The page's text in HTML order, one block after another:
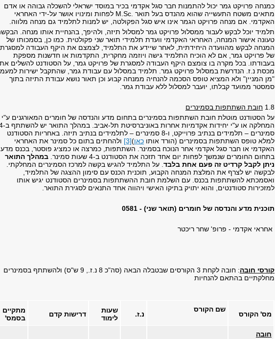
כמנחה פרויקט גמר יכול להתמנות חבר סגל אקדמי בכיר במוסד ישראלי להשכלה גבוהה או אדם
מתאים משטח התעשייה שהוא מהנדס בעל תואר M.Sc. לפחות ומינויו אושר על-ידי האחראי
האקדמי. אם מנחה פרויקט הגמר אינו איש סגל הפקולטה, יש למנות לתלמיד גם מנחה מלווה
תלמיד יוכל לבקש לעבור ממסלול פרויקט גמר למסלול תיזה, ולהיפך, בהנחיית אותו מנחה.
טעונה אישור המנחה, האחראי האקדמי וועדת תלמידי תואר שני פקולטית. כמו כן, בסמכותו של
המנחה לבקש מהוועדה היחידתית, לאחר שיידע את התלמיד, לצמצם את היקף העבודה למסגרת
של פרויקט גמר, אם לא הוכיח התלמיד גישה ויוזמה מחקרית, התקדמות או חדשנות מספקת
בעבודתו. בכל מקרה בו צומצם היקף העבודה למסגרת של פרויקט גמר, על הסטודנט להשלים את
מכסת נ.ז. הנדרשת במסלול פרויקט גמר. תלמיד במסלול עם עבודת גמר, שהתקבל ישירות
"מן המניין" ולא המציא טופס הסכמה להנחיה ממנחה קבוע וכן תאור נושא עבודת התיזה בתוך
סמסטר ממועד קבלתו, יועבר למסלול ללא עבודת גמר
1.8 חובת השתתפות בסמינרים
על הסטודנט מוטלת חובת השתתפות בסמינרים בתחום מדע והנדסה של חומרים המאורגנים ע"י
המחלקה או ע"י
סמינרים – תלמידים בנתיב פרוייקט, ו-8 סמינרים – לתלמידים בנתיב תיזה. באחריות הסטודנט
למלא טופס השתתפות בסמינרים (הורד אותו כאן)
[3] ולהחתים בתום כל סמינר את האחראי
האקדמי או חבר סגל אקדמי אחר הנוכח בסמינר. השתתפות, כמרצה או כמציג פוסטר, בכנס
בתחום החומרים שנמשך לפחות יום אחד תזכה את הסטודנט ב-4 שעות סמינר.
במהלך התואר
ניתן לקבל קרדיט זה פעם אחת בלבד . על התלמיד להגיש בקשה למרכז הסמינרים המחלקתי.
לבקשה יש לצרף את המלצת המנחה הקבוע, תוכנית הכנס עם סימון ההצגה של התלמיד,
ואסמכתא להשתתפות בכנס. עם השלמת חובת ההשתתפות בסמינרים הסטודנט יגיש אותו
למזכירות סטודנטים, והוא יתויק בתיקו האישי ויהווה אחד התנאים לסגירת התואר.
תוכנית מדע והנדסה של חומרים (תואר שני) - 0581
אחראי אקדמי - פרופ' שחר ריכטר
קורסי חובה
: חובה לקחת 3 הקורסים שבטבלה הבאה (סה"כ 8 נ.ז., 9 ש"ס) ולהשתתף בסמינרים
מחלקתיים בהתאם להנחיות
מס' הקורס
שם הקורס
נ.ז.
שעות
לימוד
דרישות קדם
מתקיים
בסמס'
חובה